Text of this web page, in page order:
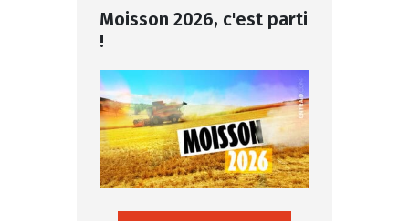
Moisson 2026, c'est parti
!